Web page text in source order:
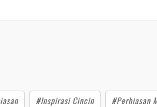
#Inspirasi Cincin
#Perhiasan